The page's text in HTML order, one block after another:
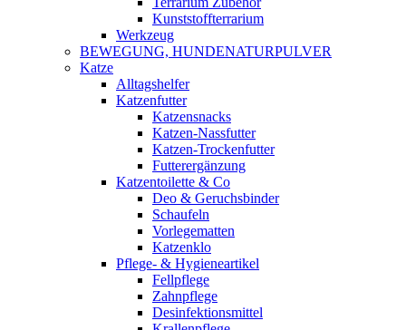
Kunststoffterrarium
Werkzeug
BEWEGUNG, HUNDENATURPULVER
Katze
Alltagshelfer
Katzenfutter
Katzensnacks
Katzen-Nassfutter
Katzen-Trockenfutter
Futterergänzung
Katzentoilette & Co
Deo & Geruchsbinder
Schaufeln
Vorlegematten
Katzenklo
Pflege- & Hygieneartikel
Fellpflege
Zahnpflege
Desinfektionsmittel